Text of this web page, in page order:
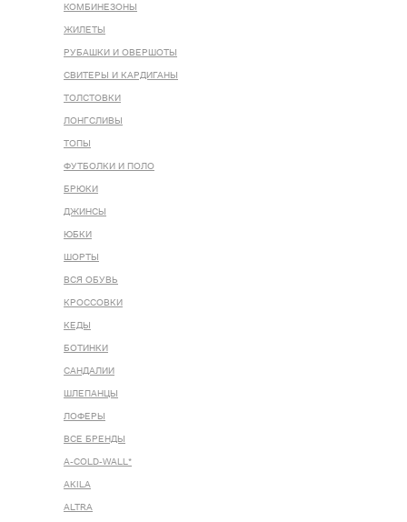
КОМБИНЕЗОНЫ
ЖИЛЕТЫ
РУБАШКИ И ОВЕРШОТЫ
СВИТЕРЫ И КАРДИГАНЫ
ТОЛСТОВКИ
ЛОНГСЛИВЫ
ТОПЫ
ФУТБОЛКИ И ПОЛО
БРЮКИ
ДЖИНСЫ
ЮБКИ
ШОРТЫ
ВСЯ ОБУВЬ
КРОССОВКИ
КЕДЫ
БОТИНКИ
САНДАЛИИ
ШЛЕПАНЦЫ
ЛОФЕРЫ
ВСЕ БРЕНДЫ
A-COLD-WALL*
AKILA
ALTRA